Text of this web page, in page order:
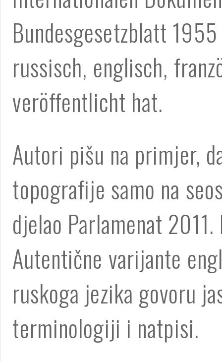
Bundesgesetzblatt
russisch, englisch,
veröffentlicht hat.
Autori pišu na primjer,
topografije samo na
djelao Parlamenat
Autentične varijante
ruskoga jezika govoru
terminologiji i natpisi.